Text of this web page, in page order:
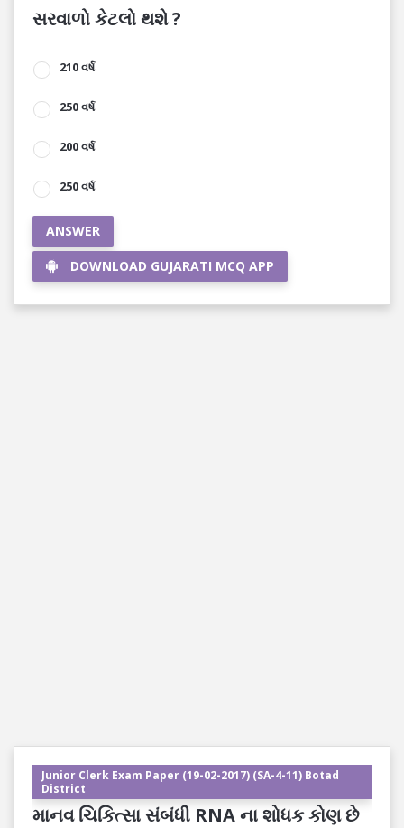
સરવાળો કેટલો થશે ?
210 વર્ષ
250 વર્ષ
200 વર્ષ
250 વર્ષ
ANSWER
DOWNLOAD GUJARATI MCQ APP
Junior Clerk Exam Paper (19-02-2017) (SA-4-11) Botad
District
માનવ ચિકિત્સા સંબંધી RNA ના શોધક કોણ છે